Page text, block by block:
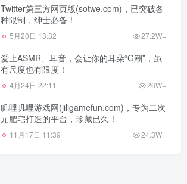
Twitter第三方网页版(sotwe.com)，已突破各
种限制，绅士必备！
5月20日 13:32 27.2W+
爱上ASMR、耳音，会让你的耳朵“G潮”，虽
有尺度也有限度！
4月24日 22:11 26W+
叽哩叽哩游戏网(jiligamefun.com)，专为二次
元肥宅打造的平台，珍藏已久！
11月17日 11:39 24.3W+